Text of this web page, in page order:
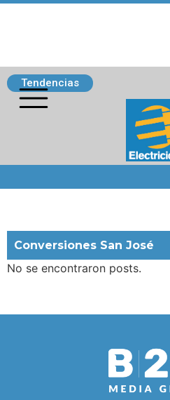
Tendencias
Conversiones San José
No se encontraron posts.